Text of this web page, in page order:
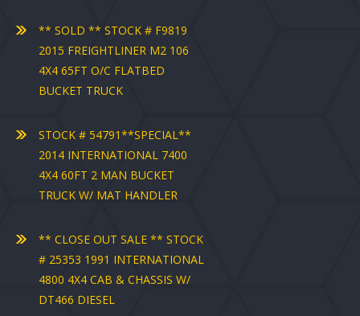
** SOLD ** STOCK # F9819
2015 FREIGHTLINER M2 106
4X4 65FT O/C FLATBED
BUCKET TRUCK
STOCK # 54791**SPECIAL**
2014 INTERNATIONAL 7400
4X4 60FT 2 MAN BUCKET
TRUCK W/ MAT HANDLER
** CLOSE OUT SALE ** STOCK
# 25353 1991 INTERNATIONAL
4800 4X4 CAB & CHASSIS W/
DT466 DIESEL